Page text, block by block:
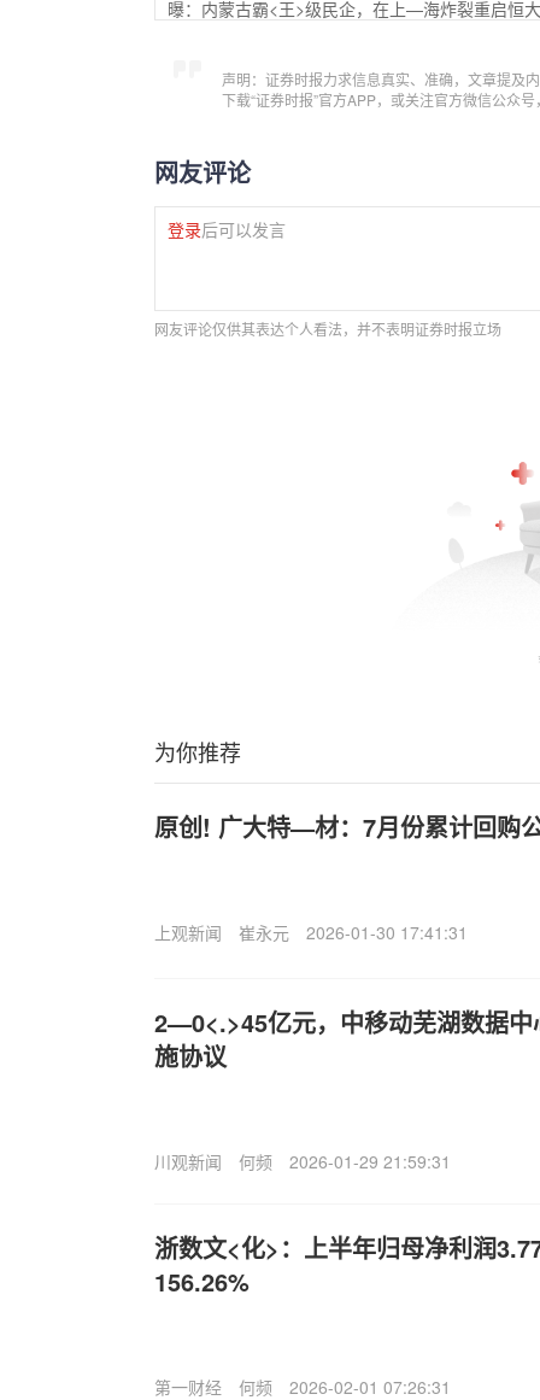
曝：内蒙古霸<王>级民企，在上—海炸裂重启恒
声明：证券时报力求信息真实、准确，文章提及
下载“证券时报”官方APP，或关注官方微信公众
网友评论
登录后可以发言
网友评论仅供其表达个人看法，并不表明证券时报立场
为你推荐
原创! 广大特—材：7月份累计回购
上观新闻 崔永元 2026-01-30 17:41:31
2—0<.>45亿元，中移动芜湖数据中
施协议
川观新闻 何频 2026-01-29 21:59:31
浙数文<化>：上半年归母净利润
156.26%
第一财经 何频 2026-02-01 07:26:31